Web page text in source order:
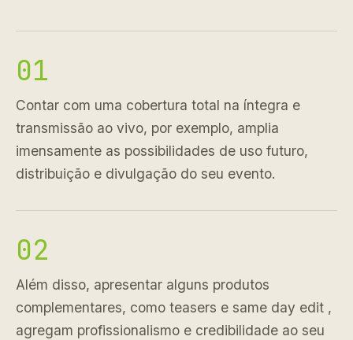
01
Contar com uma cobertura total na íntegra e
transmissão ao vivo, por exemplo, amplia
imensamente as possibilidades de uso futuro,
distribuição e divulgação do seu evento.
02
Além disso, apresentar alguns produtos
complementares, como teasers e same day edit ,
agregam profissionalismo e credibilidade ao seu